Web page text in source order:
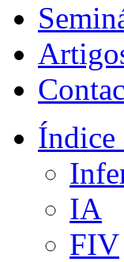
Índice
IA
FIV